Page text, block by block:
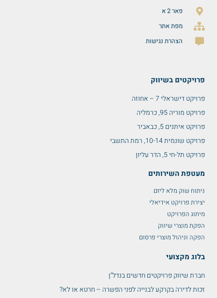
פאר 2 א
מפת אתר
הצהרת נגישות
פרויקטים בשיווק
פרויקט דישראלי 7 – אחוזה
פרויקט מוריה 95, כרמליה
פרויקט איתנים 5, כבאביר
פרויקט שונמית 10-14, רמת התשבי
פרויקט תל-חי 5, הדר עליון
מעטפת השירותים
ניתוח שוק מלא ליזם
יצירת פרויקט אידיאלי
מיתוג הפרויקט
הפקת מוצרי שיווק
הפקה וניהול מוצרי פרסום
בלוג מקצועי
חברת שיווק פרויקטים חדשים בנדל"ן
זכות לדירה בקרקע לבנייה לפני הפשרה – חרטא או לא?